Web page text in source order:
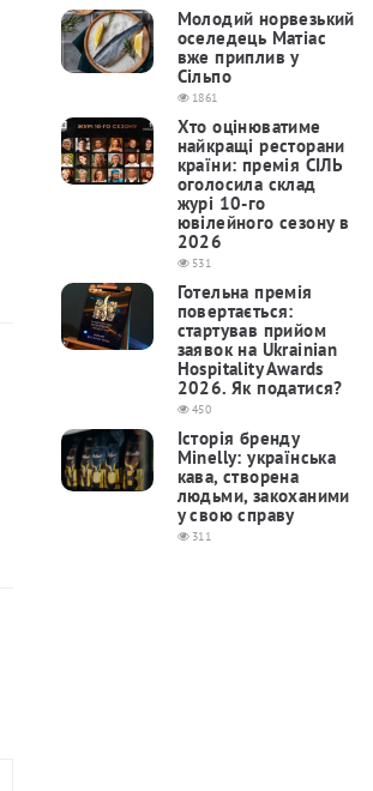
Молодий норвезький
оселедець Матіас
вже приплив у
Сільпо
1861
Хто оцінюватиме
найкращі ресторани
країни: премія СІЛЬ
оголосила склад
журі 10-го
ювілейного сезону в
2026
531
Готельна премія
повертається:
cтартував прийом
заявок на Ukrainian
Hospitality Awards
2026. Як податися?
450
Історія бренду
Minelly: українська
кава, створена
людьми, закоханими
у свою справу
311